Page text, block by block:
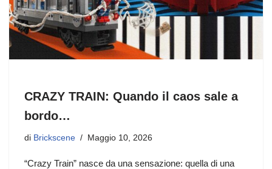
CRAZY TRAIN: Quando il caos sale a
bordo…
di Brickscene Maggio 10, 2026
“Crazy Train” nasce da una sensazione: quella di una